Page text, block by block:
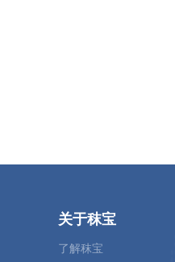
关于秣宝
了解秣宝